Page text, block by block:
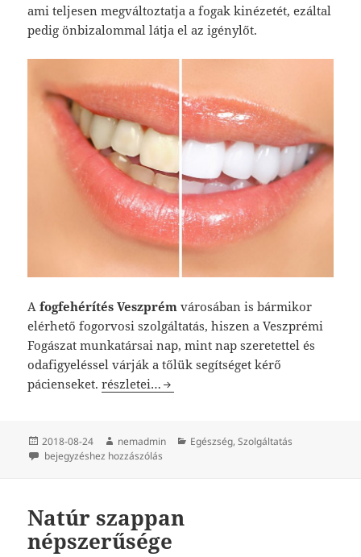
ami teljesen megváltoztatja a fogak kinézetét, ezáltal
pedig önbizalommal látja el az igénylőt.
Afogfehérítés Veszprém városában is bármikor
elérhető fogorvosi szolgáltatás, hiszen a Veszprémi
Fogászat munkatársai nap, mint nap szeretettel és
odafigyeléssel várják a tőlük segítséget kérő
pácienseket.Fogfehérítés a magabiztosság
részletei…
Közzétéve
2018-08-24 Szerző
nemadmin Kategória
Egészség,Szolgáltatás
Fogfehérítés a magabiztosság visszaszerzéséért
bejegyzéshez hozzászólás
Natúr szappan
népszerűsége